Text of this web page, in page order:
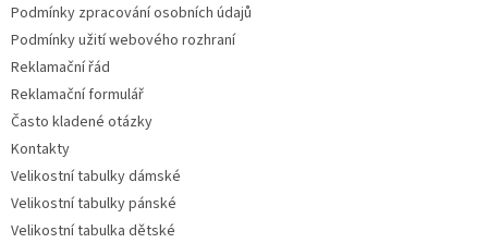
Podmínky zpracování osobních údajů
Podmínky užití webového rozhraní
Reklamační řád
Reklamační formulář
Často kladené otázky
Kontakty
Velikostní tabulky dámské
Velikostní tabulky pánské
Velikostní tabulka dětské